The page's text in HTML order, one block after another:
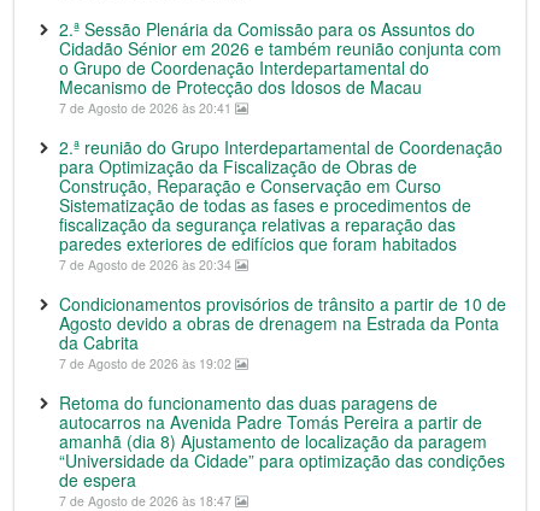
2.ª Sessão Plenária da Comissão para os Assuntos do
Cidadão Sénior em 2026 e também reunião conjunta com
o Grupo de Coordenação Interdepartamental do
Mecanismo de Protecção dos Idosos de Macau
7 de Agosto de 2026 às 20:41
2.ª reunião do Grupo Interdepartamental de Coordenação
para Optimização da Fiscalização de Obras de
Construção, Reparação e Conservação em Curso
Sistematização de todas as fases e procedimentos de
fiscalização da segurança relativas a reparação das
paredes exteriores de edifícios que foram habitados
7 de Agosto de 2026 às 20:34
Condicionamentos provisórios de trânsito a partir de 10 de
Agosto devido a obras de drenagem na Estrada da Ponta
da Cabrita
7 de Agosto de 2026 às 19:02
Retoma do funcionamento das duas paragens de
autocarros na Avenida Padre Tomás Pereira a partir de
amanhã (dia 8) Ajustamento de localização da paragem
“Universidade da Cidade” para optimização das condições
de espera
7 de Agosto de 2026 às 18:47